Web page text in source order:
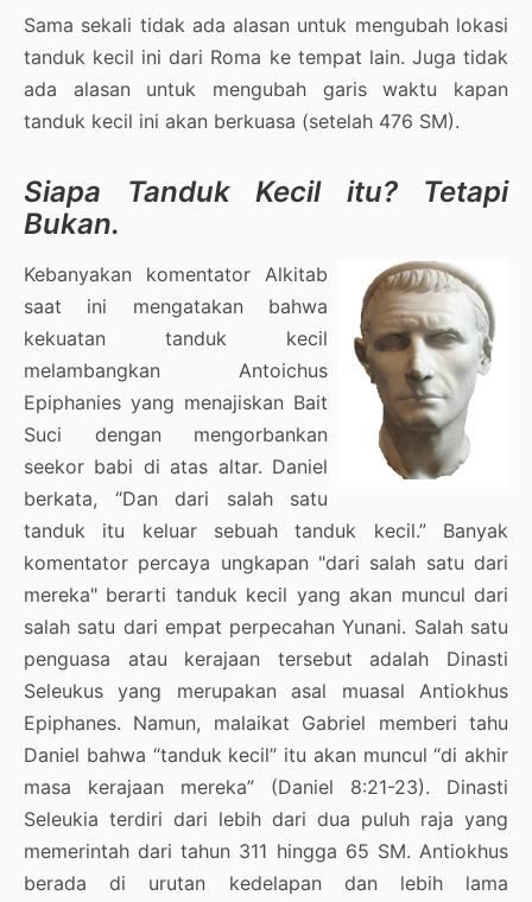
Sama sekali tidak ada alasan untuk mengubah lokasi
tanduk kecil ini dari Roma ke tempat lain. Juga tidak
ada alasan untuk mengubah garis waktu kapan
tanduk kecil ini akan berkuasa (setelah 476 SM).
Siapa Tanduk Kecil itu? Tetapi
Bukan.
Kebanyakan komentator Alkitab
saat ini mengatakan bahwa
kekuatan tanduk kecil
melambangkan Antoichus
Epiphanies yang menajiskan Bait
Suci dengan mengorbankan
seekor babi di atas altar. Daniel
berkata, “Dan dari salah satu
tanduk itu keluar sebuah tanduk kecil.” Banyak
komentator percaya ungkapan "dari salah satu dari
mereka" berarti tanduk kecil yang akan muncul dari
salah satu dari empat perpecahan Yunani. Salah satu
penguasa atau kerajaan tersebut adalah Dinasti
Seleukus yang merupakan asal muasal Antiokhus
Epiphanes. Namun, malaikat Gabriel memberi tahu
Daniel bahwa “tanduk kecil” itu akan muncul “di akhir
masa kerajaan mereka” (Daniel 8:21-23). Dinasti
Seleukia terdiri dari lebih dari dua puluh raja yang
memerintah dari tahun 311 hingga 65 SM. Antiokhus
berada di urutan kedelapan dan lebih lama